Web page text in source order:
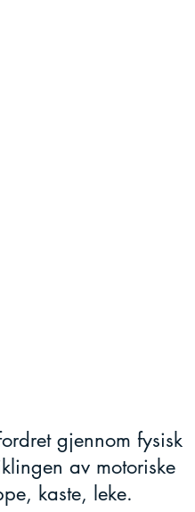
gjennom fysisk
av motoriske
kaste, leke.